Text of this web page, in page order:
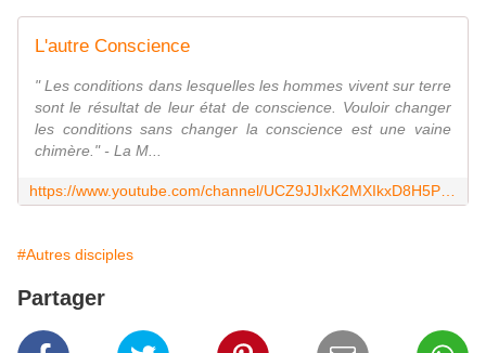
L'autre Conscience
" Les conditions dans lesquelles les hommes vivent sur terre
sont le résultat de leur état de conscience. Vouloir changer
les conditions sans changer la conscience est une vaine
chimère." - La M...
#Autres disciples
Partager